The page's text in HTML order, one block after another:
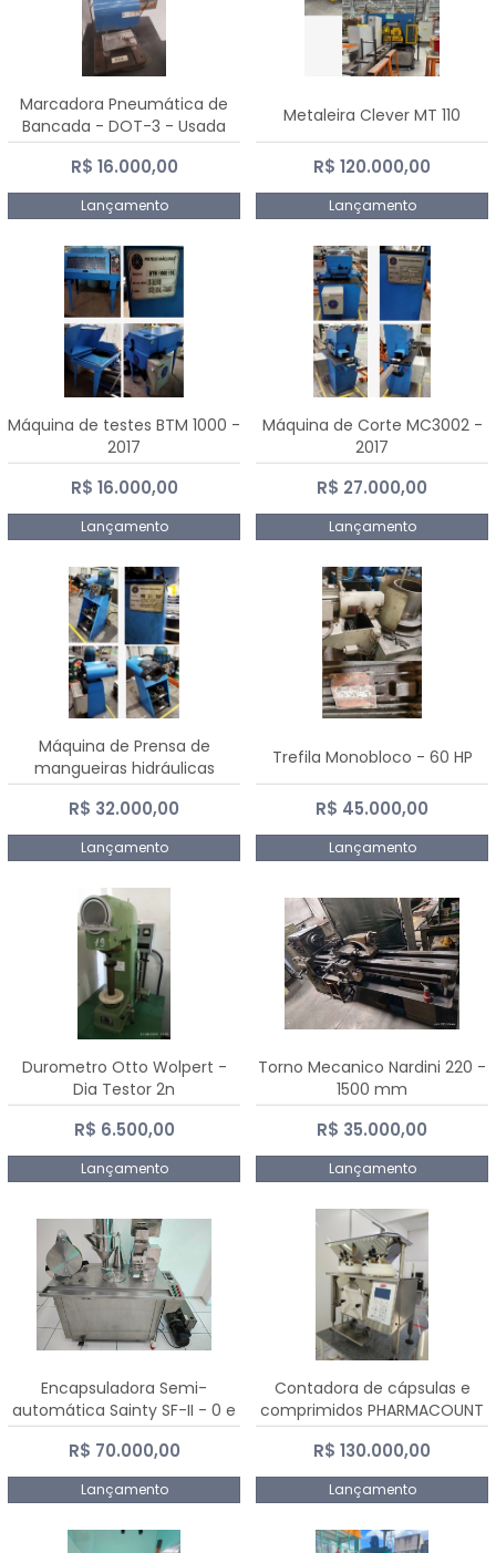
Marcadora Pneumática de
Bancada - DOT-3 - Usada
R$ 16.000,00
Lançamento
Metaleira Clever MT 110
R$ 120.000,00
Lançamento
Máquina de testes BTM 1000 -
2017
R$ 16.000,00
Lançamento
Máquina de Corte MC3002 -
2017
R$ 27.000,00
Lançamento
Máquina de Prensa de
mangueiras hidráulicas
PE50TF - 2017
R$ 32.000,00
Lançamento
Trefila Monobloco - 60 HP
R$ 45.000,00
Lançamento
Durometro Otto Wolpert -
Dia Testor 2n
R$ 6.500,00
Lançamento
Torno Mecanico Nardini 220 -
1500 mm
R$ 35.000,00
Lançamento
Encapsuladora Semi-
automática Sainty SF-II - 0 e
00
R$ 70.000,00
Lançamento
Contadora de cápsulas e
comprimidos PHARMACOUNT
- 2-2R3
R$ 130.000,00
Lançamento